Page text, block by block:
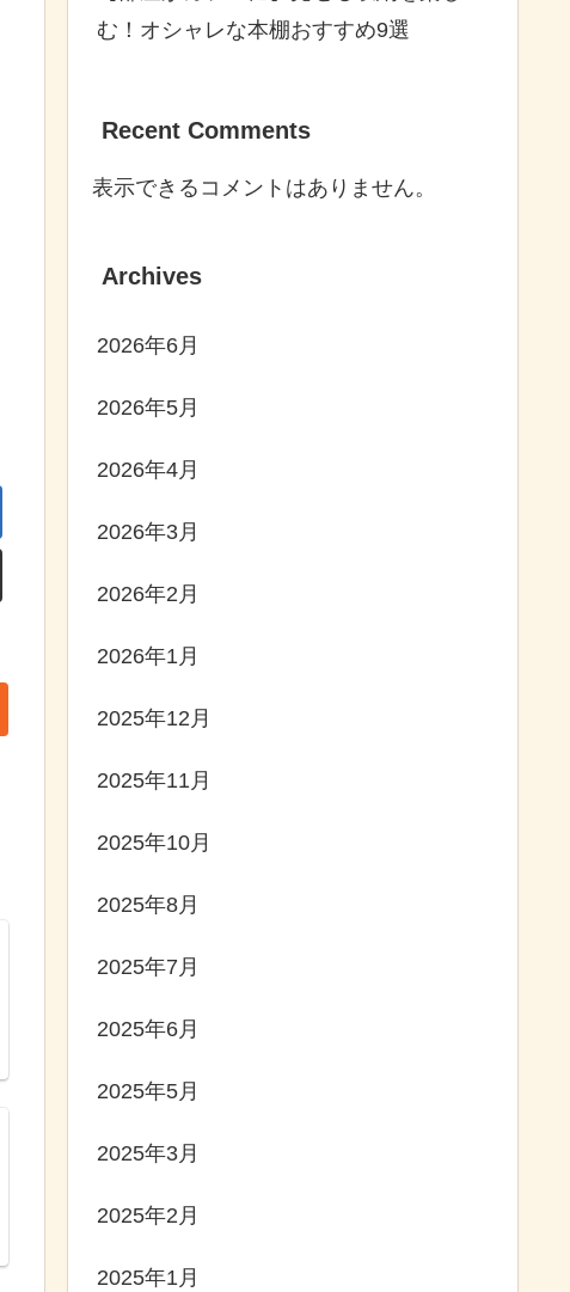
む！オシャレな本棚おすすめ9選
Recent Comments
表示できるコメントはありません。
Archives
2026年6月
2026年5月
2026年4月
2026年3月
2026年2月
2026年1月
2025年12月
2025年11月
2025年10月
2025年8月
2025年7月
2025年6月
2025年5月
2025年3月
2025年2月
2025年1月